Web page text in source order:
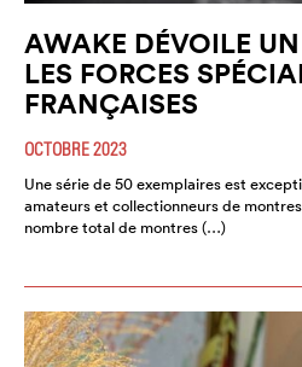
AWAKE DÉVOILE
LES FORCES
FRANÇAISES
OCTOBRE 2023
Une série de 50 exemplaires est
amateurs et collectionneurs de
nombre total de montres (…)